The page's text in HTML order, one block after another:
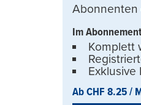
Abonnenten
Im
Komplett
Exklusive
Ab CHF 8.25 /